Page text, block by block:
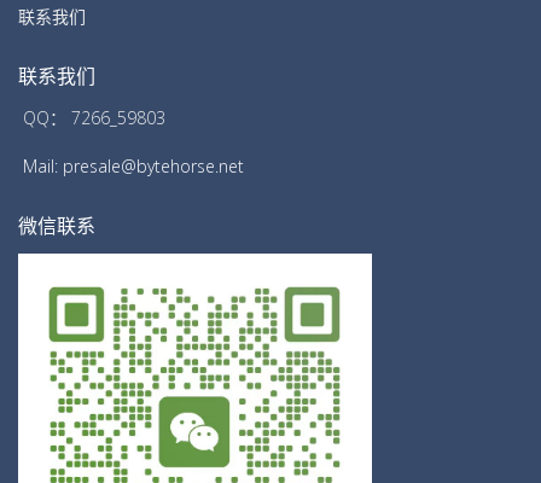
联系我们
联系我们
QQ： 7266_59803
Mail: presale@bytehorse.net
微信联系